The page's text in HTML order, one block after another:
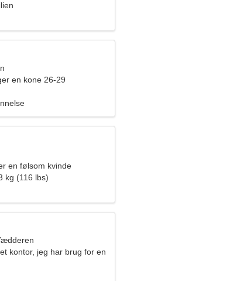
en kone 26-29
en følsom kvinde
kg (116 lbs)
kontor, jeg har brug for en